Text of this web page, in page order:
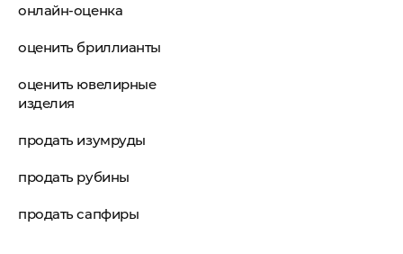
онлайн-оценка
оценить бриллианты
оценить ювелирные
изделия
продать изумруды
продать рубины
продать сапфиры